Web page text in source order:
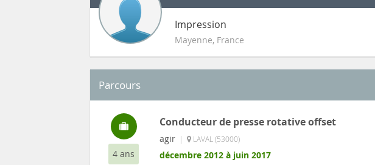
Impression
Mayenne, France
Parcours
4 ans
Conducteur de presse rotative offset
agir | LAVAL (53000)
décembre 2012 à juin 2017